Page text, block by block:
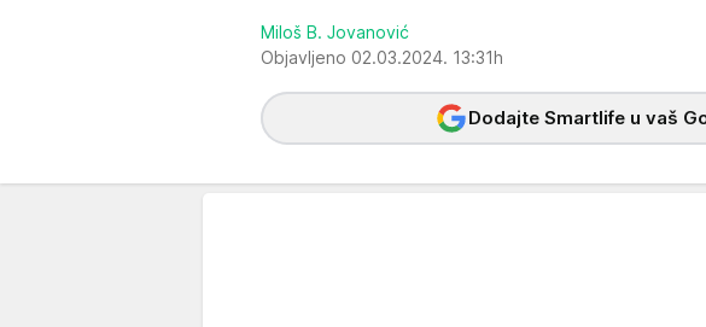
Miloš B. Jovanović
Objavljeno 02.03.2024. 13:31h
Dodajte Smartlife u vaš